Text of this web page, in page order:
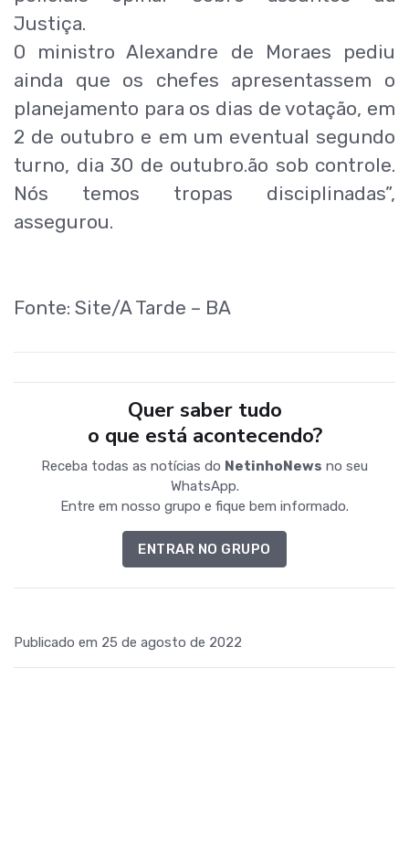
Justiça.
O ministro Alexandre de Moraes pediu
ainda que os chefes apresentassem o
planejamento para os dias de votação, em
2 de outubro e em um eventual segundo
turno, dia 30 de outubro.ão sob controle.
Nós temos tropas disciplinadas”,
assegurou.
Fonte: Site/A Tarde – BA
Quer saber tudo
o que está acontecendo?
Receba todas as notícias do NetinhoNews no seu
WhatsApp.
Entre em nosso grupo e fique bem informado.
ENTRAR NO GRUPO
Publicado em 25 de agosto de 2022